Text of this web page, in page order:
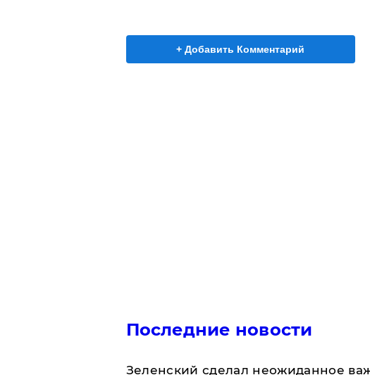
+ Добавить Комментарий
Последние новости
Зеленский сделал неожиданное